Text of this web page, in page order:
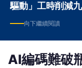
驅動」工時削減
向下繼續閱讀
AI編碼難破